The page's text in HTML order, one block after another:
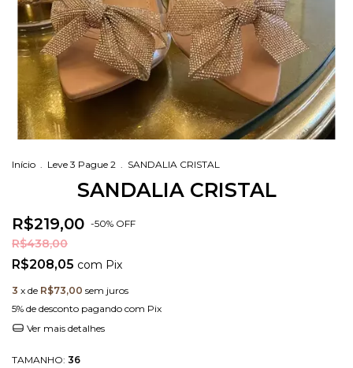
Início Leve 3 Pague 2 SANDALIA CRISTAL
SANDALIA CRISTAL
R$219,00 -50% OFF
R$438,00
R$208,05 com Pix
3 x de R$73,00 sem juros
5% de desconto pagando com Pix
Ver mais detalhes
TAMANHO: 36